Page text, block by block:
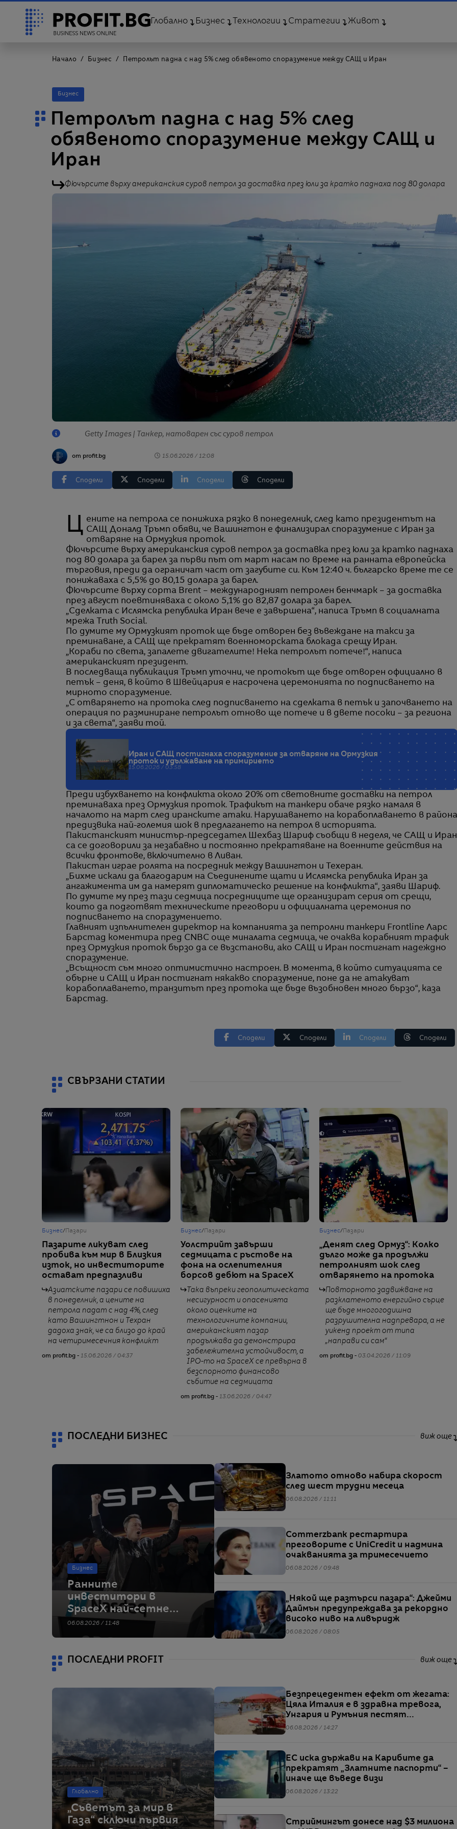
Глобално Бизнес Технологии Стратегии Живот
Начало Бизнес Петролът падна с над 5% след обявеното споразумение между САЩ и Иран
Бизнес
Петролът падна с над 5% след
обявеното споразумение между САЩ и
Иран
Фючърсите върху американския суров петрол за доставка през юли за кратко паднаха под 80 долара
Getty Images | Танкер, натоварен със суров петрол
от profit.bg 15.06.2026 / 12:08
Сподели Сподели Сподели Сподели
Цените на петрола се понижиха рязко в понеделник, след като президентът на САЩ Доналд Тръмп обяви, че Вашингтон е финализирал споразумение с Иран за
отваряне на Ормузкия проток.
Фючърсите върху американския суров петрол за доставка през юли за кратко паднаха
под 80 долара за барел за първи път от март насам по време на ранната европейска
търговия, преди да ограничат част от загубите си. Към 12:40 ч. българско време те се
понижаваха с 5,5% до 80,15 долара за барел.
Фючърсите върху сорта Brent – международният петролен бенчмарк – за доставка
през август поевтиняваха с около 5,1% до 82,87 долара за барел.
„Сделката с Ислямска република Иран вече е завършена“, написа Тръмп в социалната
мрежа Truth Social.
По думите му Ормузкият проток ще бъде отворен без въвеждане на такси за
преминаване, а САЩ ще прекратят военноморската блокада срещу Иран.
„Кораби по света, запалете двигателите! Нека петролът потече!“, написа
американският президент.
В последваща публикация Тръмп уточни, че протокът ще бъде отворен официално в
петък – деня, в който в Швейцария е насрочена церемонията по подписването на
мирното споразумение.
„С отварянето на протока след подписването на сделката в петък и започването на
операция по разминиране петролът отново ще потече и в двете посоки – за региона
и за света“, заяви той.
Иран и САЩ постигнаха споразумение за отваряне на Ормузкия
проток и удължаване на примирието
15.06.2026 / 03:58
Преди избухването на конфликта около 20% от световните доставки на петрол
преминаваха през Ормузкия проток. Трафикът на танкери обаче рязко намаля в
началото на март след иранските атаки. Нарушаването на корабоплаването в района
предизвика най-големия шок в предлагането на петрол в историята.
Пакистанският министър-председател Шехбаз Шариф съобщи в неделя, че САЩ и Иран
са се договорили за незабавно и постоянно прекратяване на военните действия на
всички фронтове, включително в Ливан.
Пакистан играе ролята на посредник между Вашингтон и Техеран.
„Бихме искали да благодарим на Съединените щати и Ислямска република Иран за
ангажимента им да намерят дипломатическо решение на конфликта“, заяви Шариф.
По думите му през тази седмица посредниците ще организират серия от срещи,
които да подготвят техническите преговори и официалната церемония по
подписването на споразумението.
Главният изпълнителен директор на компанията за петролни танкери Frontline Ларс
Барстад коментира пред CNBC още миналата седмица, че очаква корабният трафик
през Ормузкия проток бързо да се възстанови, ако САЩ и Иран постигнат надеждно
споразумение.
„Всъщност съм много оптимистично настроен. В момента, в който ситуацията се
обърне и САЩ и Иран постигнат някакво споразумение, поне да не атакуват
корабоплаването, транзитът през протока ще бъде възобновен много бързо“, каза
Барстад.
Сподели Сподели Сподели Сподели
СВЪРЗАНИ СТАТИИ
Бизнес/Пазари
Пазарите ликуват след
пробива към мир в Близкия
изток, но инвеститорите
остават предпазливи
Азиатските пазари се повишиха
в понеделник, а цените на
петрола падат с над 4%, след
като Вашингтнон и Техран
дадоха знак, че са близо до край
на четиримесечния конфликт
от profit.bg - 15.06.2026 / 04:37
Бизнес/Пазари
Уолстрийт завърши
седмицата с ръстове на
фона на ослепителния
борсов дебют на SpaceX
Така въпреки геополитическата
несигурност и опасенията
около оценките на
технологичните компании,
американският пазар
продължава да демонстрира
забележителна устойчивост, а
IPO-то на SpaceX се превърна в
безспорното финансово
събитие на седмицата
от profit.bg - 13.06.2026 / 04:47
Бизнес/Пазари
„Денят след Ормуз“: Колко
дълго може да продължи
петролният шок след
отварянето на протока
Повторното задвижване на
разклатеното енергийно сърце
ще бъде многогодишна
разрушителна надпревара, а не
уикенд проект от типа
„направи си сам“
от profit.bg - 03.04.2026 / 11:09
ПОСЛЕДНИ БИЗНЕС виж още
Бизнес
Ранните
инвеститори в
SpaceX най-сетне
могат да продават
дяловете си.
идеален
06.08.2026 / 11:48
Златото отново набира скорост
след шест трудни месеца
06.08.2026 / 11:11
Commerzbank рестартира
преговорите с UniCredit и надмина
очакванията за тримесечието
06.08.2026 / 09:48
„Някой ще разтърси пазара“: Джейми
Даймън предупреждава за рекордно
високо ниво на ливъридж
06.08.2026 / 08:05
ПОСЛЕДНИ PROFIT виж още
Глобално
„Съветът за мир в
Газа“ сключи първия
Безпрецедентен ефект от жегата:
Цяла Италия е в здравна тревога,
Унгария и Румъния пестят
електричество
06.08.2026 / 14:27
ЕС иска държави на Карибите да
прекратят „Златните паспорти“ –
иначе ще въведе визи
06.08.2026 / 13:22
Стриймингът донесе над $3 милиона